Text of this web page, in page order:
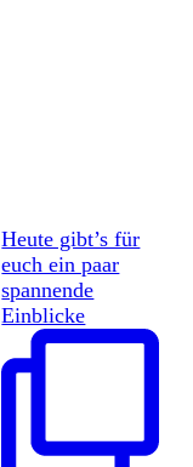
Heute gibt’s für
euch ein paar
spannende
Einblicke